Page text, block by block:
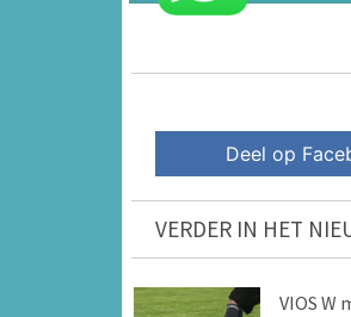
Deel op
VERDER IN HET
VIOS W